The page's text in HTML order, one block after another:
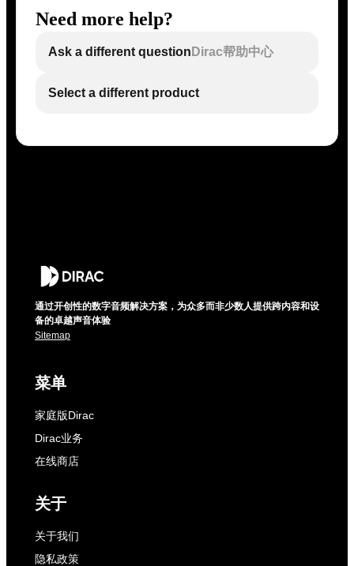
Need more help?
Ask a different question Dirac帮助中心
Select a different product
通过开创性的数字音频解决方案，为众多而非少数人提供跨内容和设
备的卓越声音体验
Sitemap
菜单
家庭版Dirac
Dirac业务
在线商店
关于
关于我们
隐私政策